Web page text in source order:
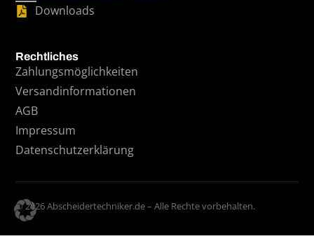
Downloads
Rechtliches
Zahlungsmöglichkeiten
Versandinformationen
AGB
Impressum
Datenschutzerklärung
© 2026 Abscheidertechniker.de – Alle Rechte vorbehalten.